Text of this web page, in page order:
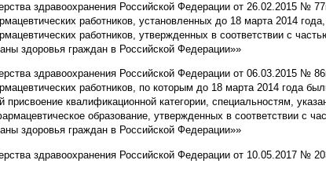
здравоохранения Российской Федерации от 26.02.2015 №
работников, установленных до 18 марта 2014
работников, утвержденных в соответствии с
здоровья граждан в Российской Федерации»»
здравоохранения Российской Федерации от 06.03.2015 №
работников, по которым до 18 марта 2014 года
квалификационной категории, специальностям,
образование, утвержденных в соответствии с
здоровья граждан в Российской Федерации»»
здравоохранения Российской Федерации от 10.05.2017 №